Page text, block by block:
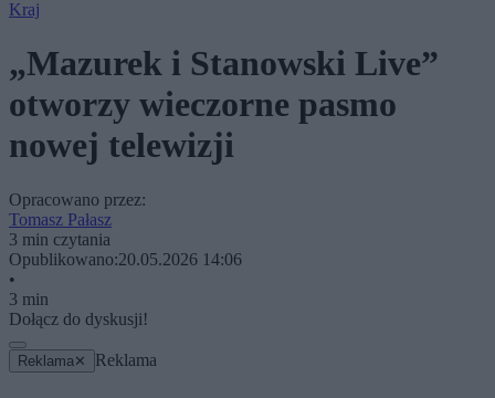
Kraj
„Mazurek i Stanowski Live”
otworzy wieczorne pasmo
nowej telewizji
Opracowano przez:
Tomasz Pałasz
3 min czytania
Opublikowano:20.05.2026 14:06
•
3 min
Dołącz do dyskusji!
Reklama ✕ Reklama